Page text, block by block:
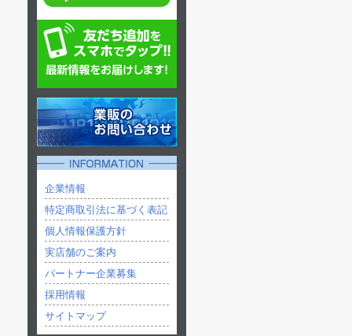
企業情報
特定商取引法に基づく表記
個人情報保護方針
実店舗のご案内
パートナー企業募集
採用情報
サイトマップ